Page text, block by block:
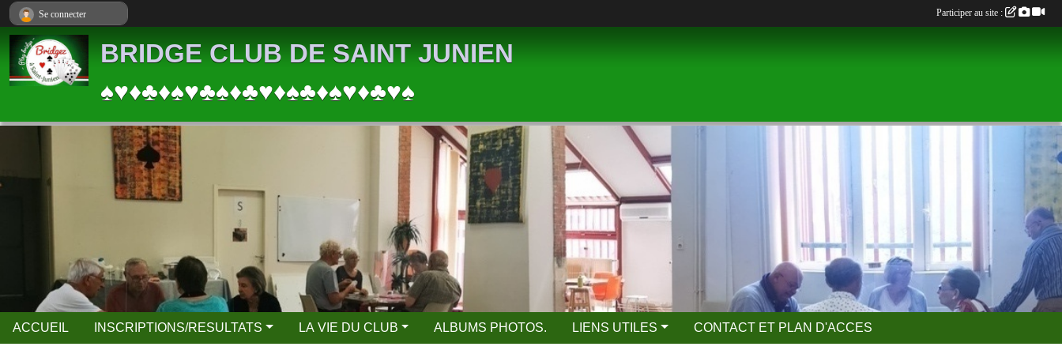
BRIDGE CLUB DE SAINT JUNIEN
♠♥♦♣♦♠♥♣♠♦♣♥♦♠♣♦♠♥♦♣♥♠
ACCUEIL INSCRIPTIONS/RESULTATS LA VIE DU CLUB ALBUMS PHOTOS. LIENS UTILES CONTACT ET PLAN D'ACCES
Se connecter Participer au site :
Panneau de gestion des cookies